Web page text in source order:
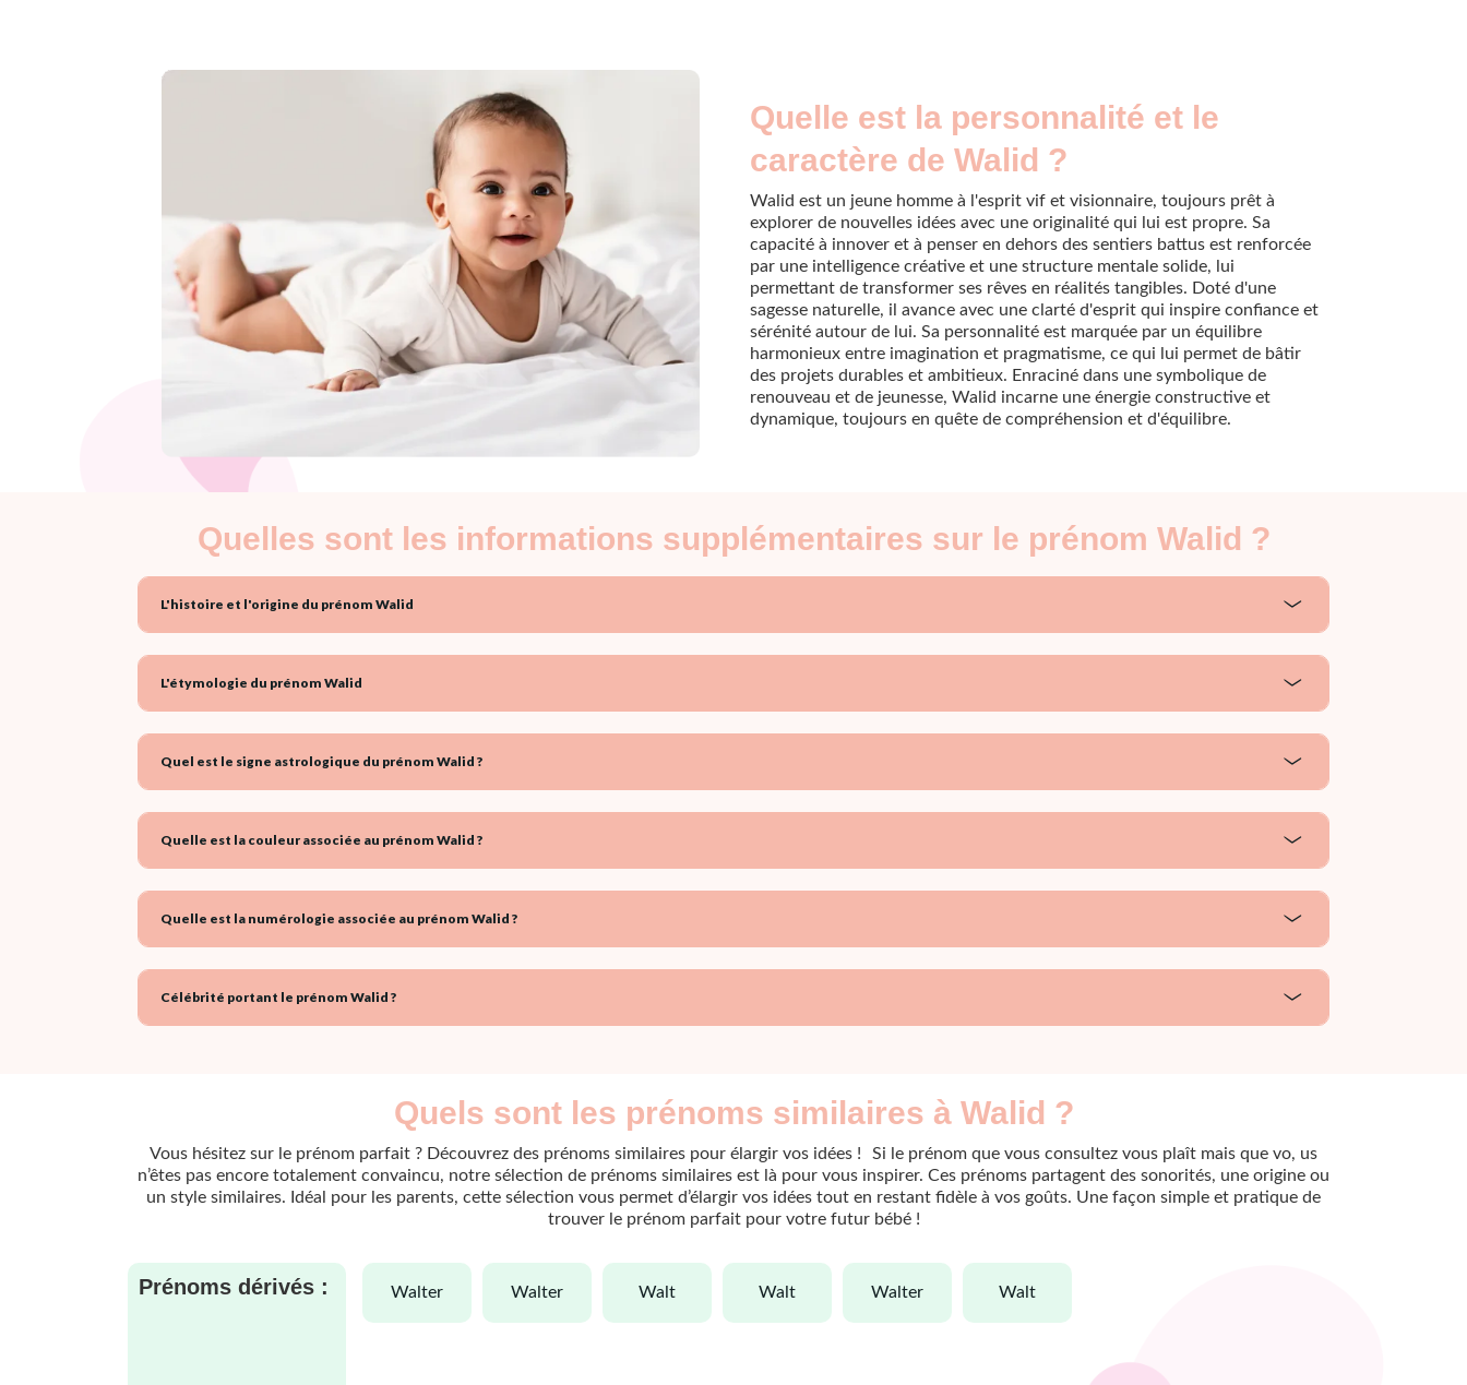
Quelle est la personnalité et le
caractère de Walid ?
Walid est un jeune homme à l'esprit vif et visionnaire, toujours prêt à
explorer de nouvelles idées avec une originalité qui lui est propre. Sa
capacité à innover et à penser en dehors des sentiers battus est renforcée
par une intelligence créative et une structure mentale solide, lui
permettant de transformer ses rêves en réalités tangibles. Doté d'une
sagesse naturelle, il avance avec une clarté d'esprit qui inspire confiance et
sérénité autour de lui. Sa personnalité est marquée par un équilibre
harmonieux entre imagination et pragmatisme, ce qui lui permet de bâtir
des projets durables et ambitieux. Enraciné dans une symbolique de
renouveau et de jeunesse, Walid incarne une énergie constructive et
dynamique, toujours en quête de compréhension et d'équilibre.
Quelles sont les informations supplémentaires sur le prénom Walid ?
L'histoire et l'origine du prénom Walid
L'étymologie du prénom Walid
Quel est le signe astrologique du prénom Walid ?
Quelle est la couleur associée au prénom Walid ?
Quelle est la numérologie associée au prénom Walid ?
Célébrité portant le prénom Walid ?
Quels sont les prénoms similaires à Walid ?
Vous hésitez sur le prénom parfait ? Découvrez des prénoms similaires pour élargir vos idées ! Si le prénom que vous consultez vous plaît mais que vo, us
n’êtes pas encore totalement convaincu, notre sélection de prénoms similaires est là pour vous inspirer. Ces prénoms partagent des sonorités, une origine ou
un style similaires. Idéal pour les parents, cette sélection vous permet d’élargir vos idées tout en restant fidèle à vos goûts. Une façon simple et pratique de
trouver le prénom parfait pour votre futur bébé !
Prénoms dérivés : walter walter walt walt walter walt